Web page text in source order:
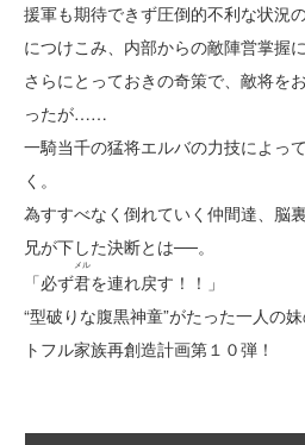
援軍も期待できず圧倒的不利な状況
につけこみ、内部からの敵陣営掌握に
さらにとっておきの奇策で、敵将を
ったが……
一騎当千の猛将エルバの力技によっ
く。
為すすべなく倒れていく仲間達、脳
兄が下した決断とは──。
「必ず君
メル
を連れ戻す！！」
“型破りな腹黒神童”がたった一人の
トフル家族再創造計画第１０弾！